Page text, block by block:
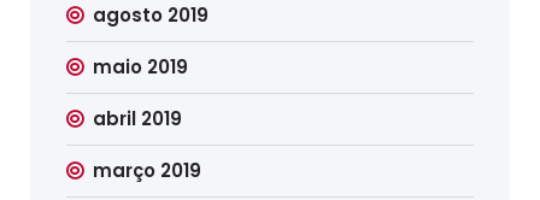
agosto 2019
maio 2019
abril 2019
março 2019